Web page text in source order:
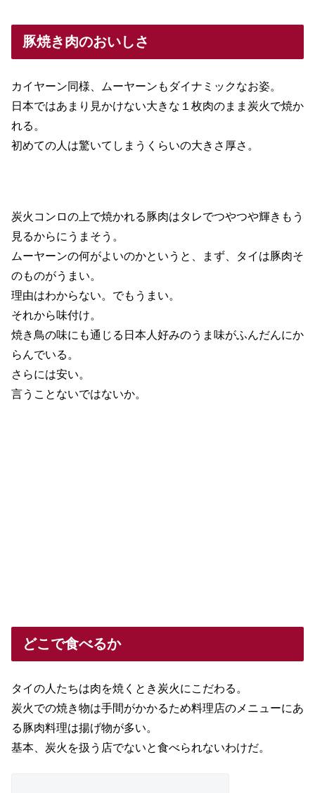
豚焼き肉のおいしさ
カイヤーン同様、ムーヤーンもダイナミックなお姿。
日本ではあまり見かけない大きな１枚肉のまま炭火で焼か
れる。
初めての人は驚いてしまうくらいの大きさ厚さ。
炭火コンロの上で焼かれる豚肉はタレでつやつや輝きもう
見るからにうまそう。
ムーヤーンの何がよいのかというと、まず、タイは豚肉そ
のものがうまい。
理由はわからない。でもうまい。
それから味付け。
焼き鳥の味にも通じる日本人好みのうま味がふんだんにか
らんでいる。
さらには安い。
言うことないではないか。
どこで食べるか
タイの人たちは肉を焼くとき炭火にこだわる。
炭火での焼き物は手間がかかるため料理店のメニューにあ
る豚肉料理は揚げ物が多い。
基本、炭火を扱う店でないと食べられないわけだ。